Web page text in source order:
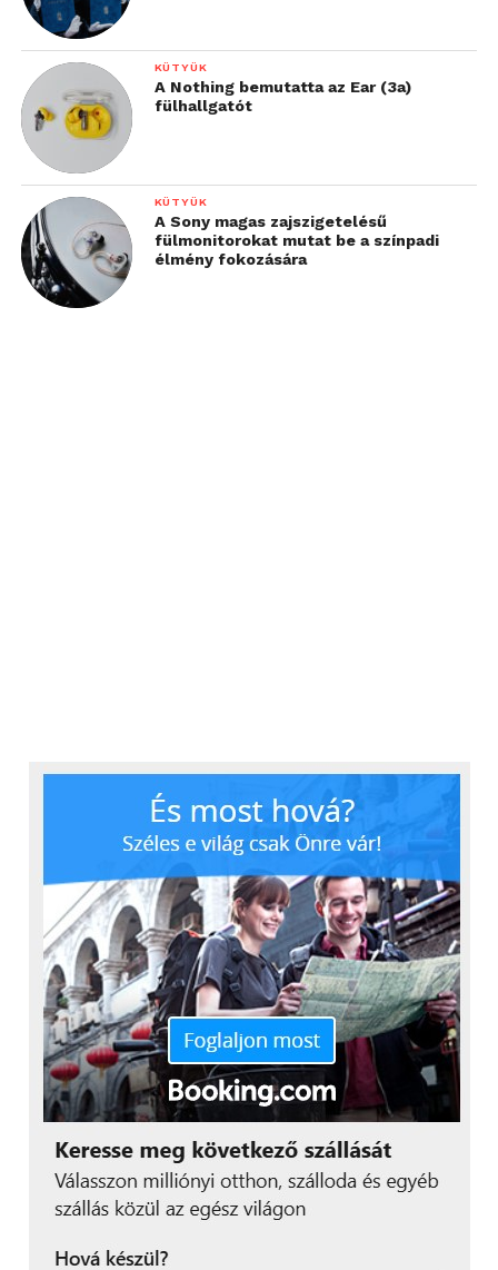
KÜTYÜK
A Nothing bemutatta az Ear (3a)
fülhallgatót
KÜTYÜK
A Sony magas zajszigetelésű
fülmonitorokat mutat be a színpadi
élmény fokozására